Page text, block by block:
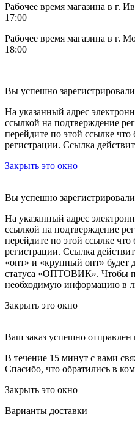
Рабочее время магазина в г.
17:00
Рабочее время магазина в г.
18:00
Вы успешно
На указанный адрес
ссылкой на подтверждение
перейдите по этой ссылке
регистрации. Ссылка
Закрыть это окно
Вы успешно
На указанный адрес
ссылкой на подтверждение
перейдите по этой ссылке
регистрации. Ссылка
«опт» и «крупный опт» будет
статуса «ОПТОВИК». Чтобы
необходимую информацию в
Закрыть это окно
Ваш заказ успешно отправлен
В течение 15 минут с вами
Спасибо, что обратились в
Закрыть это окно
Варианты доставки